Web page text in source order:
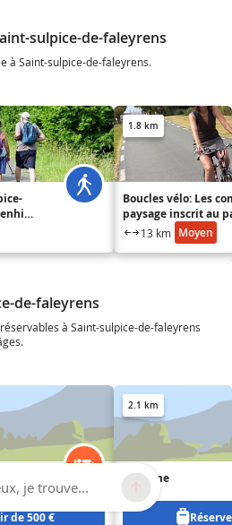
sulpice-de-faleyrens
à Saint-sulpice-de-faleyrens.
1.8 km
Boucles vélo: Les
paysage inscrit au
mondial
13 km Moyen
de-faleyrens
à Saint-sulpice-de-faleyrens
de 500 €
2.1 km
Le Dôme
je trouve...